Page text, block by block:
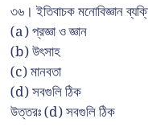
৩৬। ইতিবাচক মনোবিজ্ঞান
(a) প্রজ্ঞা ও জ্ঞান
(b) উৎসাহ
(c) মানবতা
(d) সবগুলি ঠিক
উত্তরঃ (d) সবগুলি ঠিক